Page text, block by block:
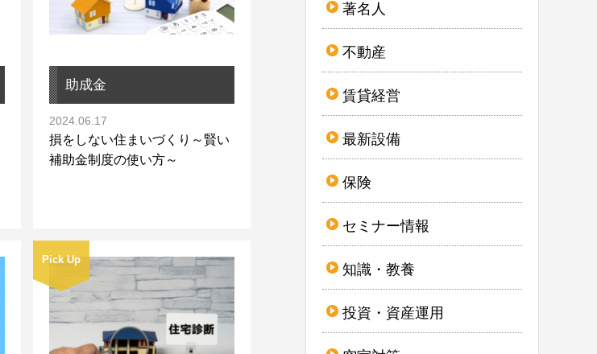
助成金
2024.06.17
損をしない住まいづくり～賢い
補助金制度の使い方～
Pick Up
著名人
不動産
賃貸経営
最新設備
保険
セミナー情報
知識・教養
投資・資産運用